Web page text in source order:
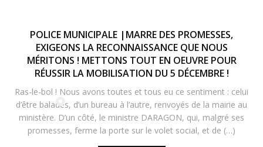
POLICE MUNICIPALE |MARRE DES PROMESSES,
EXIGEONS LA RECONNAISSANCE QUE NOUS
MÉRITONS ! METTONS TOUT EN OEUVRE POUR
RÉUSSIR LA MOBILISATION DU 5 DÉCEMBRE !
Ras-le-bol ! Nous avons toutes et tous eu ce sentiment : celui
d’être baladés, d’un bureau à l’autre, renvoyés de la mairie au
ministère. D’un côté, le ministre DARAGON, qui, malgré ses
promesses, ferme la porte sur le volet social, et de (…)